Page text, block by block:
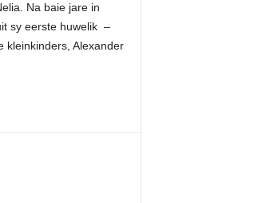
Na baie jare in
sy eerste huwelik –
kleinkinders, Alexander